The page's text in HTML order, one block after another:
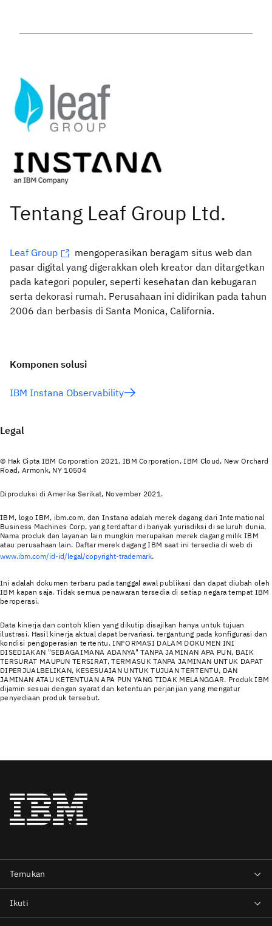
Leaf Group
mengoperasikan beragam situs web dan
pasar digital yang digerakkan oleh kreator dan ditargetkan
pada kategori populer, seperti kesehatan dan kebugaran
serta dekorasi rumah. Perusahaan ini didirikan pada tahun
2006 dan berbasis di Santa Monica, California.
Komponen solusi
IBM Instana Observability
Legal
© Hak Cipta IBM Corporation 2021. IBM Corporation, IBM Cloud, New Orchard
Road, Armonk, NY 10504
Diproduksi di Amerika Serikat, November 2021.
IBM, logo IBM, ibm.com, dan Instana adalah merek dagang dari International
Business Machines Corp, yang terdaftar di banyak yurisdiksi di seluruh dunia.
Nama produk dan layanan lain mungkin merupakan merek dagang milik IBM
atau perusahaan lain. Daftar merek dagang IBM saat ini tersedia di web di
www.ibm.com/id-id/legal/copyright-trademark.
Ini adalah dokumen terbaru pada tanggal awal publikasi dan dapat diubah oleh
IBM kapan saja. Tidak semua penawaran tersedia di setiap negara tempat IBM
beroperasi.
Data kinerja dan contoh klien yang dikutip disajikan hanya untuk tujuan
ilustrasi. Hasil kinerja aktual dapat bervariasi, tergantung pada konfigurasi dan
kondisi pengoperasian tertentu. INFORMASI DALAM DOKUMEN INI
DISEDIAKAN "SEBAGAIMANA ADANYA" TANPA JAMINAN APA PUN, BAIK
TERSURAT MAUPUN TERSIRAT, TERMASUK TANPA JAMINAN UNTUK DAPAT
DIPERJUALBELIKAN, KESESUAIAN UNTUK TUJUAN TERTENTU, DAN
JAMINAN ATAU KETENTUAN APA PUN YANG TIDAK MELANGGAR. Produk IBM
dijamin sesuai dengan syarat dan ketentuan perjanjian yang mengatur
penyediaan produk tersebut.